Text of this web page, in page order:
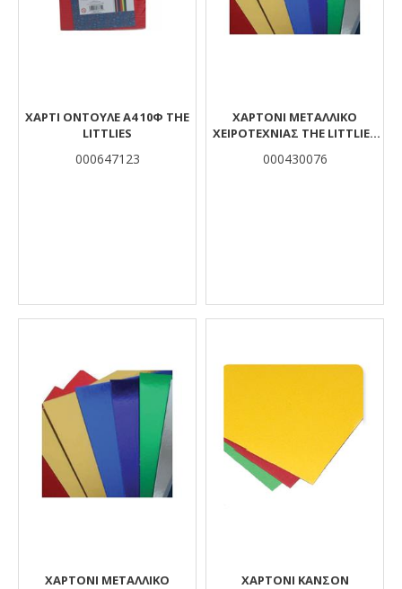
ΧΑΡΤΙ ΟΝΤΟΥΛΕ Α4 10Φ THE
LITTLIES
000647123
ΧΑΡΤΌΝΙ ΜΕΤΑΛΛΙΚΌ
ΧΕΙΡΟΤΕΧΝΊΑΣ THE LITTLIES
ΕΚ.
000430076
ΧΑΡΤΌΝΙ ΜΕΤΑΛΛΙΚΌ
ΧΑΡΤΌΝΙ ΚΑΝΣΌΝ